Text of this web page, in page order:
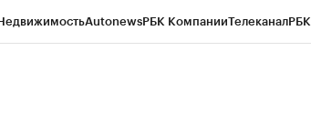
AutonewsРБК КомпанииТелеканал